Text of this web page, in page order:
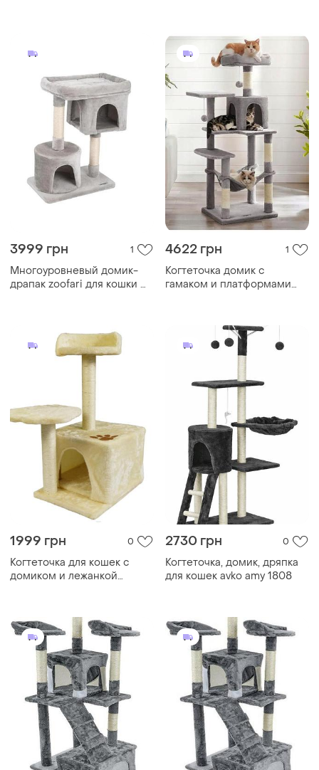
3999 грн 1
Многоуровневый домик-
драпак zoofari для кошки 🐾
4622 грн 1
Когтеточка домик с
гамаком и платформами
1999 грн 0
Когтеточка для кошек с
домиком и лежанкой
2730 грн 0
Когтеточка, домик, дряпка
для кошек avko amy 1808